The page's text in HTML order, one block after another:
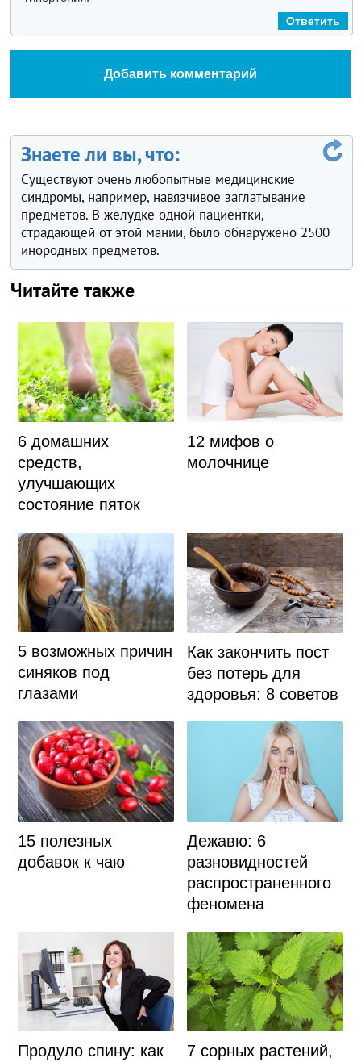
Ответить
Добавить комментарий
Знаете ли вы, что:
Существуют очень любопытные медицинские
синдромы, например, навязчивое заглатывание
предметов. В желудке одной пациентки,
страдающей от этой мании, было обнаружено 2500
инородных предметов.
Читайте также
6 домашних
средств,
улучшающих
состояние пяток
12 мифов о
молочнице
5 возможных причин
синяков под
глазами
Как закончить пост
без потерь для
здоровья: 8 советов
15 полезных
добавок к чаю
Дежавю: 6
разновидностей
распространенного
феномена
Продуло спину: как
7 сорных растений,